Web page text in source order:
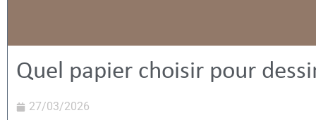
Quel papier choisir pour
27/03/2026